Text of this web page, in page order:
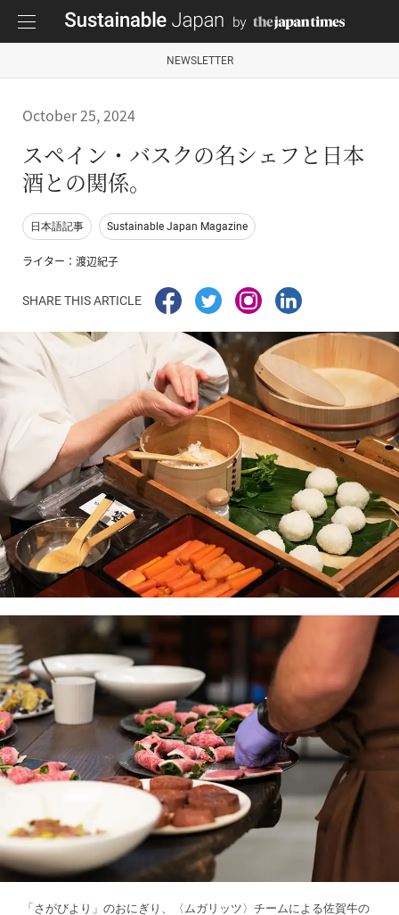
NEWSLETTER
October 25, 2024
スペイン・バスクの名シェフと日本
酒との関係。
日本語記事 Sustainable Japan Magazine
ライター：渡辺紀子
SHARE THIS ARTICLE
「さがびより」のおにぎり、〈ムガリッツ〉チームによる佐賀牛の